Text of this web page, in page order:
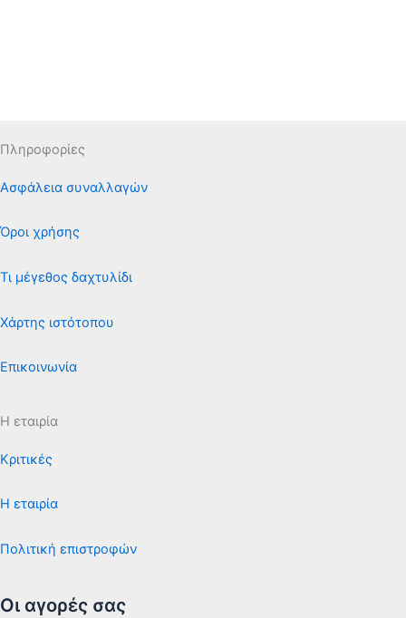
Πληροφορίες
Ασφάλεια συναλλαγών
Όροι χρήσης
Τι μέγεθος δαχτυλίδι
Χάρτης ιστότοπου
Επικοινωνία
Η εταιρία
Κριτικές
Η εταιρία
Πολιτική επιστροφών
Οι αγορές σας